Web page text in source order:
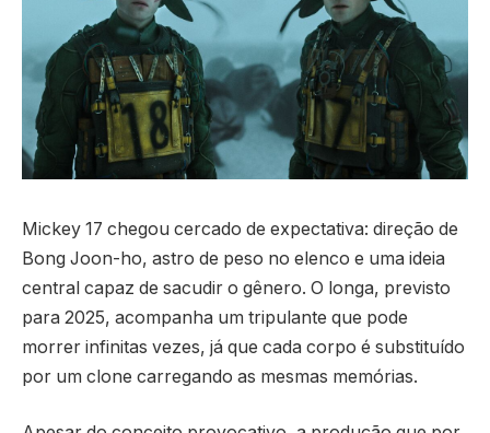
Mickey 17 chegou cercado de expectativa: direção de
Bong Joon-ho, astro de peso no elenco e uma ideia
central capaz de sacudir o gênero. O longa, previsto
para 2025, acompanha um tripulante que pode
morrer infinitas vezes, já que cada corpo é substituído
por um clone carregando as mesmas memórias.